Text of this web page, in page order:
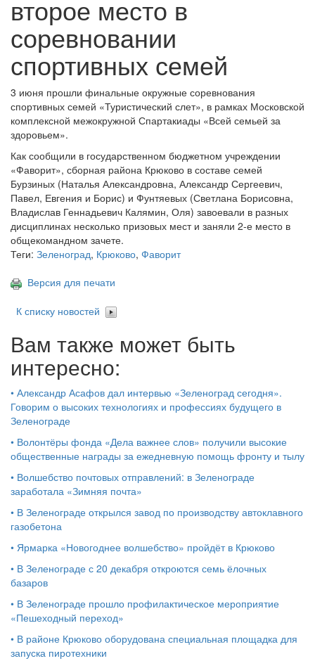
второе место в
соревновании
спортивных семей
3 июня прошли финальные окружные соревнования
спортивных семей «Туристический слет», в рамках Московской
комплексной межокружной Спартакиады «Всей семьей за
здоровьем».
Как сообщили в государственном бюджетном учреждении
«Фаворит», сборная района Крюково в составе семей
Бурзиных (Наталья Александровна, Александр Сергеевич,
Павел, Евгения и Борис) и Фунтяевых (Светлана Борисовна,
Владислав Геннадьевич Калямин, Оля) завоевали в разных
дисциплинах несколько призовых мест и заняли 2-е место в
общекомандном зачете.
Теги: Зеленоград, Крюково, Фаворит
Версия для печати
К списку новостей
Вам также может быть
интересно:
• Александр Асафов дал интервью «Зеленоград сегодня».
Говорим о высоких технологиях и профессиях будущего в
Зеленограде
• Волонтёры фонда «Дела важнее слов» получили высокие
общественные награды за ежедневную помощь фронту и тылу
• Волшебство почтовых отправлений: в Зеленограде
заработала «Зимняя почта»
• В Зеленограде открылся завод по производству автоклавного
газобетона
• Ярмарка «Новогоднее волшебство» пройдёт в Крюково
• В Зеленограде с 20 декабря откроются семь ёлочных
базаров
• В Зеленограде прошло профилактическое мероприятие
«Пешеходный переход»
• В районе Крюково оборудована специальная площадка для
запуска пиротехники